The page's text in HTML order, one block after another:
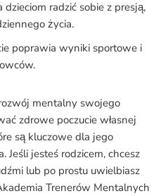
radzić sobie z presją,
życia.
poprawia wyniki sportowe i
mentalny swojego
zdrowe poczucie własnej
są kluczowe dla jego
Jeśli jesteś rodzicem, chcesz
lub po prostu uwielbiasz
Trenerów Mentalnych